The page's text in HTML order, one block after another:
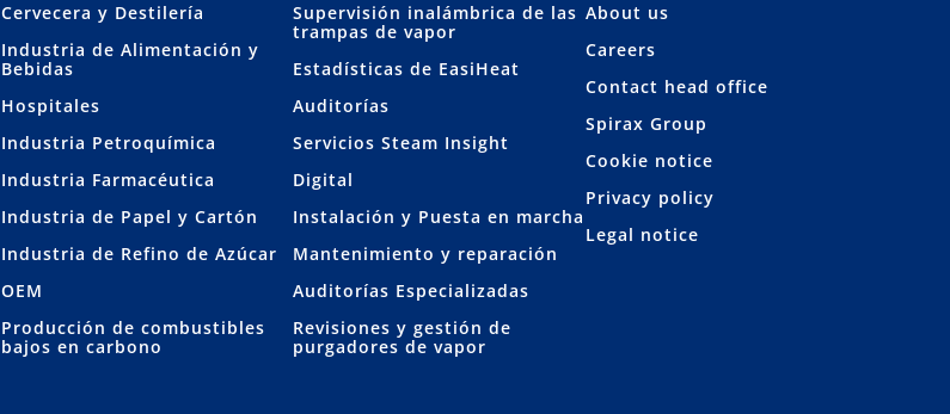
Cervecera y Destilería
Industria de Alimentación y
Bebidas
Hospitales
Industria Petroquímica
Industria Farmacéutica
Industria de Papel y Cartón
Industria de Refino de Azúcar
OEM
Producción de combustibles
bajos en carbono
Supervisión inalámbrica de las
trampas de vapor
Estadísticas de EasiHeat
Auditorías
Servicios Steam Insight
Digital
Instalación y Puesta en marcha
Mantenimiento y reparación
Auditorías Especializadas
Revisiones y gestión de
purgadores de vapor
About us
Careers
Contact head office
Spirax Group
Cookie notice
Privacy policy
Legal notice